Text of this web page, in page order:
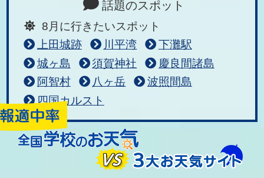
話題のスポット
8月に行きたいスポット
上田城跡
川平湾
下灘駅
城ヶ島
須賀神社
慶良間諸島
阿智村
八ヶ岳
波照間島
四国カルスト